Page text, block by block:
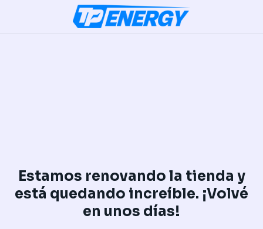
Estamos renovando la tienda y
está quedando increíble. ¡Volvé
en unos días!